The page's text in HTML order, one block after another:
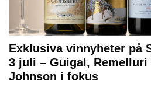
Exklusiva vinnyheter på
3 juli – Guigal, Remelluri
Johnson i fokus